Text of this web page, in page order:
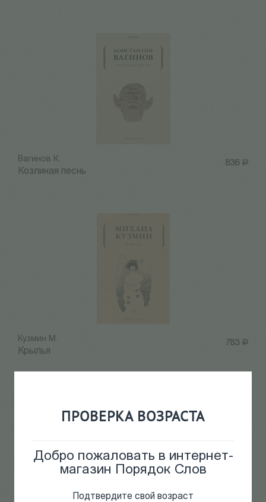
ПРОВЕРКА ВОЗРАСТА
Добро пожаловать в интернет-
магазин Порядок Слов
Подтвердите свой возраст
836 Р
Вагинов К.
Козлиная песнь
783 Р
Кузмин М.
Крылья